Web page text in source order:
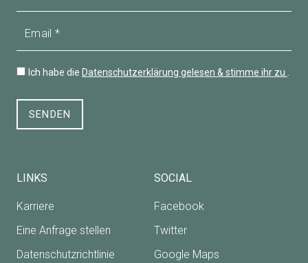
Email
Ich habe die Datenschutzerklärung gelesen & stimme ihr zu
SENDEN
LINKS
Karriere
Eine Anfrage stellen
Datenschutzrichtlinie
SOCIAL
Facebook
Twitter
Google Maps